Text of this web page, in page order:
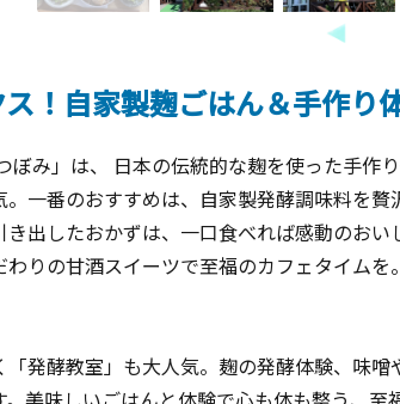
！自家製麹ごはん＆手作り
ぼみ」は、 日本の伝統的な麹を使った手作
一番のおすすめは、自家製発酵調味料を
出したおかずは、一口食べれば感動のお
りの甘酒スイーツで至福のカフェタイム
発酵教室」も大人気。麹の発酵体験、味